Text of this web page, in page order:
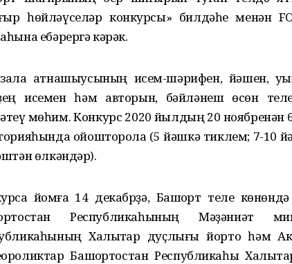
һөйләүселәр конкурсы» билдәһе менән
ебәрергә кәрәк.
ҡатнашыусының исем-шәрифен, йәшен,
исемен һәм авторын, бәйләнеш өсөн
мөһим. Конкурс 2020 йылдың 20 ноябренән
ойошторола (5 йәшкә тиклем; 7-10
өлкәндәр).
йомғаҡ 14 декабрҙә, Башҡорт теле
Республикаһының Мәҙәниәт
Халыҡтар дуҫлығы йорто һәм
Башҡортостан Республикаһы